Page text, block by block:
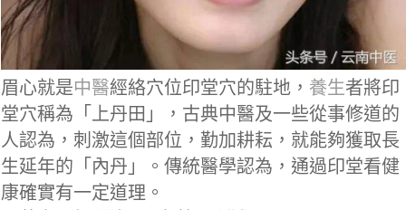
眉心就是中醫經絡穴位印堂穴的駐地， 養生者將印
堂穴稱為「上丹田」，古典中醫及一些從事修道的
人認為，刺激這個部位，勤加耕耘，就能夠獲取長
生延年的「內丹」。傳統醫學認為，通過印堂看健
康確實有一定道理。